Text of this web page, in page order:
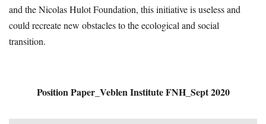
and the Nicolas Hulot Foundation, this initiative is useless and
could recreate new obstacles to the ecological and social
transition.
Position Paper_Veblen Institute FNH_Sept 2020